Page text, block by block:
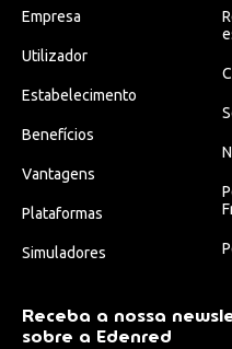
Empresa
Utilizador
Estabelecimento
Benefícios
Vantagens
Plataformas
Simuladores
Receba a nossa
sobre a Edenred